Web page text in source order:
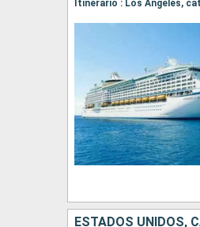
Itinerário : Los Angeles,
ESTADOS UNIDOS,